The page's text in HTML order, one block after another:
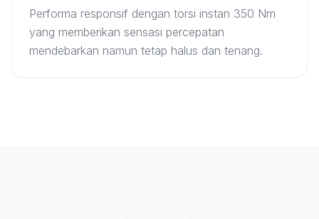
Performa responsif dengan torsi instan 350 Nm
yang memberikan sensasi percepatan
mendebarkan namun tetap halus dan tenang.